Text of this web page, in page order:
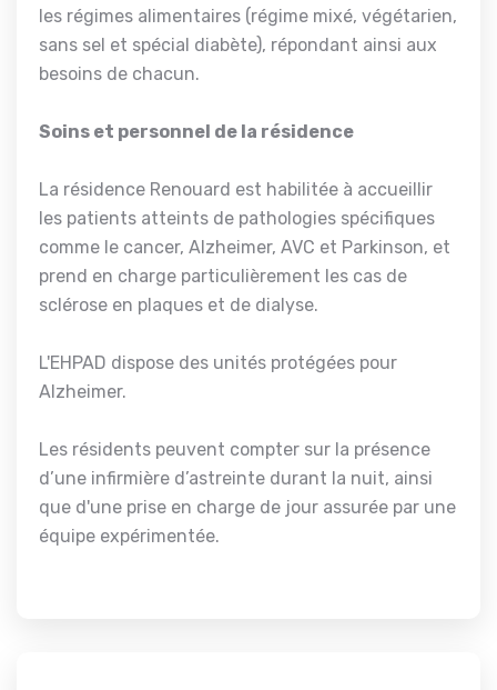
les régimes alimentaires (régime mixé, végétarien,
sans sel et spécial diabète), répondant ainsi aux
besoins de chacun.
Soins et personnel de la résidence
La résidence Renouard est habilitée à accueillir
les patients atteints de pathologies spécifiques
comme le cancer, Alzheimer, AVC et Parkinson, et
prend en charge particulièrement les cas de
sclérose en plaques et de dialyse.
L'EHPAD dispose des unités protégées pour
Alzheimer.
Les résidents peuvent compter sur la présence
d’une infirmière d’astreinte durant la nuit, ainsi
que d'une prise en charge de jour assurée par une
équipe expérimentée.